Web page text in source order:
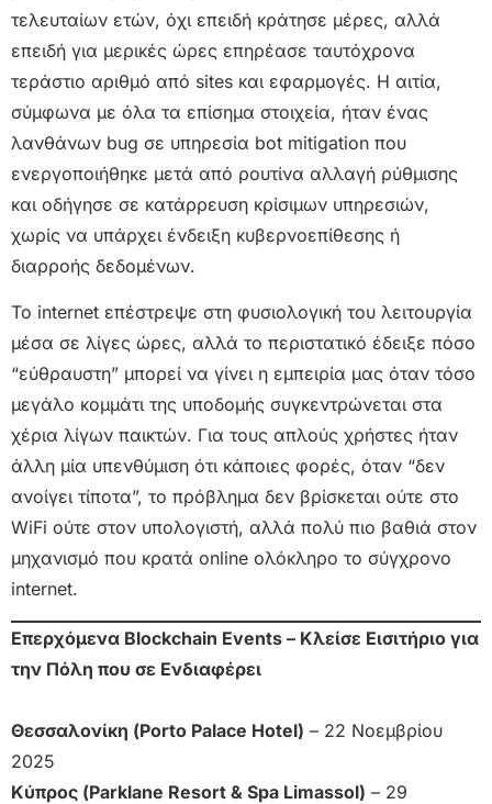
τελευταίων ετών, όχι επειδή κράτησε μέρες, αλλά
επειδή για μερικές ώρες επηρέασε ταυτόχρονα
τεράστιο αριθμό από sites και εφαρμογές. Η αιτία,
σύμφωνα με όλα τα επίσημα στοιχεία, ήταν ένας
λανθάνων bug σε υπηρεσία bot mitigation που
ενεργοποιήθηκε μετά από ρουτίνα αλλαγή ρύθμισης
και οδήγησε σε κατάρρευση κρίσιμων υπηρεσιών,
χωρίς να υπάρχει ένδειξη κυβερνοεπίθεσης ή
διαρροής δεδομένων.
Το internet επέστρεψε στη φυσιολογική του λειτουργία
μέσα σε λίγες ώρες, αλλά το περιστατικό έδειξε πόσο
“εύθραυστη” μπορεί να γίνει η εμπειρία μας όταν τόσο
μεγάλο κομμάτι της υποδομής συγκεντρώνεται στα
χέρια λίγων παικτών. Για τους απλούς χρήστες ήταν
άλλη μία υπενθύμιση ότι κάποιες φορές, όταν “δεν
ανοίγει τίποτα”, το πρόβλημα δεν βρίσκεται ούτε στο
WiFi ούτε στον υπολογιστή, αλλά πολύ πιο βαθιά στον
μηχανισμό που κρατά online ολόκληρο το σύγχρονο
internet.
Επερχόμενα Blockchain Events – Κλείσε Εισιτήριο για
την Πόλη που σε Ενδιαφέρει
Θεσσαλονίκη (Porto Palace Hotel) – 22 Νοεμβρίου
2025
Κύπρος (Parklane Resort & Spa Limassol) – 29